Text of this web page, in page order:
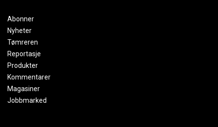
Abonner
Nyheter
Tømreren
Reportasje
Produkter
Kommentarer
Magasiner
Jobbmarked